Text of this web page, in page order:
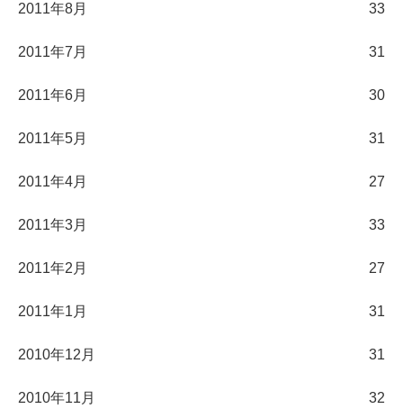
2011年8月 33
2011年7月 31
2011年6月 30
2011年5月 31
2011年4月 27
2011年3月 33
2011年2月 27
2011年1月 31
2010年12月 31
2010年11月 32